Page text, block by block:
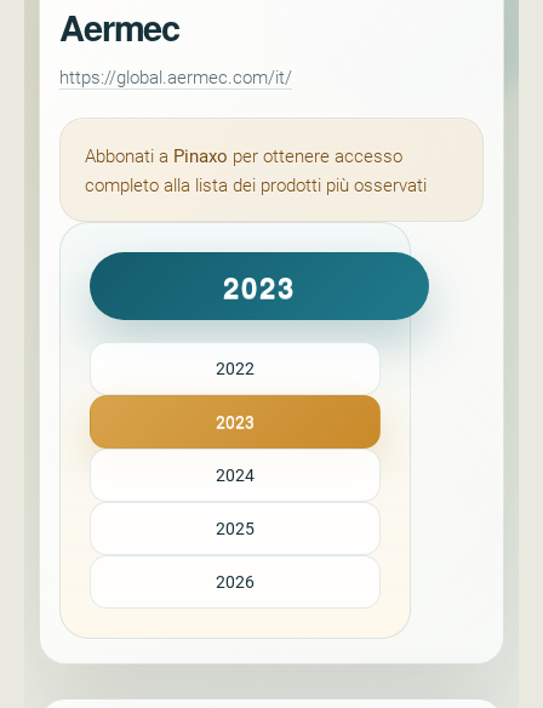
Aermec
https://global.aermec.com/it/
Abbonati a Pinaxo per ottenere accesso
completo alla lista dei prodotti più osservati
2023
2022
2023
2024
2025
2026